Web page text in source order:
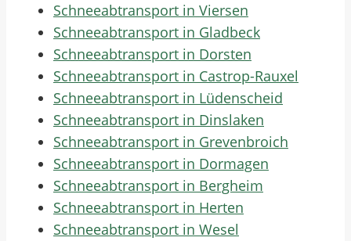
Schneeabtransport in Viersen
Schneeabtransport in Gladbeck
Schneeabtransport in Dorsten
Schneeabtransport in Castrop-Rauxel
Schneeabtransport in Lüdenscheid
Schneeabtransport in Dinslaken
Schneeabtransport in Grevenbroich
Schneeabtransport in Dormagen
Schneeabtransport in Bergheim
Schneeabtransport in Herten
Schneeabtransport in Wesel